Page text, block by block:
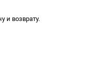
и возврату.